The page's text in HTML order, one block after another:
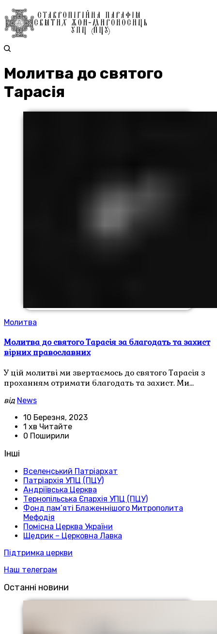
Молитва до святого
Тарасія
Молитва
Молитва до святого Тарасія за благодать та захист
вірних православних
У цій молитві ми звертаємось до святого Тарасія з
проханням отримати благодать та захист. Ми…
від News
10 Березня, 2023
1 хв Читайте
0 Поширили
Інші
Вселенський Патріархат
Патріархія УПЦ (ПЦУ)
Андріївська Церква
Тернопільська Єпархія УПЦ (ПЦУ)
Фонд пам’яті Блаженнішого Митрополита
Мефодія
Помісна Церква України
Щедрик – Церковна Лавка
Підтримка церкви
Наш телеграм
Останні новини